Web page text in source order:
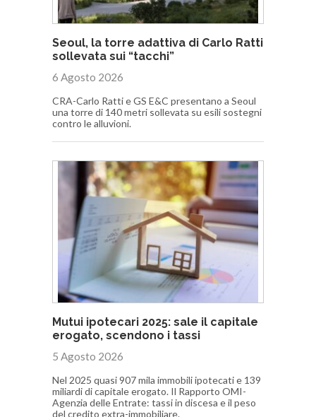
Seoul, la torre adattiva di Carlo Ratti
sollevata sui “tacchi”
6 Agosto 2026
CRA-Carlo Ratti e GS E&C presentano a Seoul
una torre di 140 metri sollevata su esili sostegni
contro le alluvioni.
Mutui ipotecari 2025: sale il capitale
erogato, scendono i tassi
5 Agosto 2026
Nel 2025 quasi 907 mila immobili ipotecati e 139
miliardi di capitale erogato. Il Rapporto OMI-
Agenzia delle Entrate: tassi in discesa e il peso
del credito extra-immobiliare.